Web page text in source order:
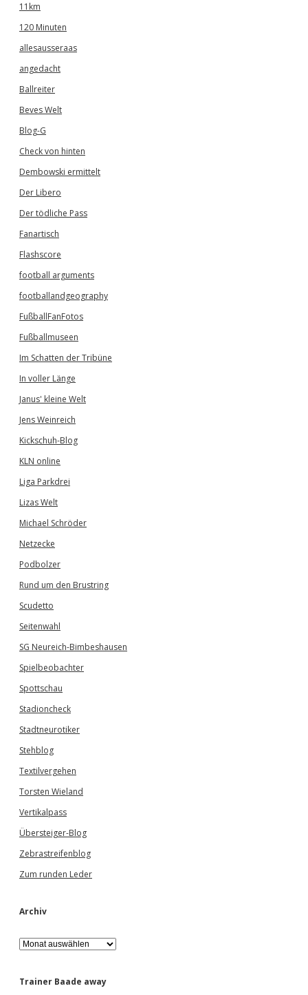
11km
120 Minuten
allesausseraas
angedacht
Ballreiter
Beves Welt
Blog-G
Check von hinten
Dembowski ermittelt
Der Libero
Der tödliche Pass
Fanartisch
Flashscore
football arguments
footballandgeography
FußballFanFotos
Fußballmuseen
Im Schatten der Tribüne
In voller Länge
Janus' kleine Welt
Jens Weinreich
Kickschuh-Blog
KLN online
Liga Parkdrei
Lizas Welt
Michael Schröder
Netzecke
Podbolzer
Rund um den Brustring
Scudetto
Seitenwahl
SG Neureich-Bimbeshausen
Spielbeobachter
Spottschau
Stadioncheck
Stadtneurotiker
Stehblog
Textilvergehen
Torsten Wieland
Vertikalpass
Übersteiger-Blog
Zebrastreifenblog
Zum runden Leder
Archiv
A
r
h
Trainer Baade away